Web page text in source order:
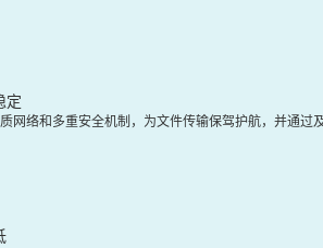
定
网络和多重安全机制，为文件传输保驾护航，并通